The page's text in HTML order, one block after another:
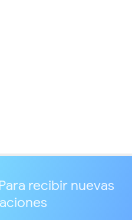
recibir nuevas